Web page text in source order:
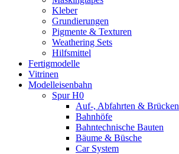
Kleber
Grundierungen
Pigmente & Texturen
Weathering Sets
Hilfsmittel
Fertigmodelle
Vitrinen
Modelleisenbahn
Spur H0
Auf-, Abfahrten & Brücken
Bahnhöfe
Bahntechnische Bauten
Bäume & Büsche
Car System